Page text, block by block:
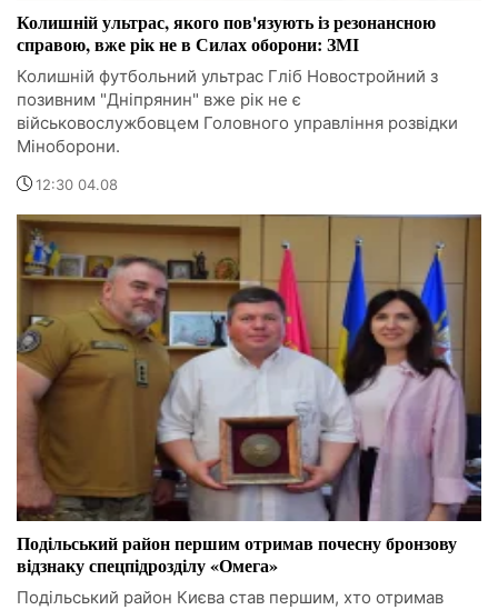
Колишній ультрас, якого пов'язують із резонансною
справою, вже рік не в Силах оборони: ЗМІ
Колишній футбольний ультрас Гліб Новостройний з
позивним "Дніпрянин" вже рік не є
військовослужбовцем Головного управління розвідки
Міноборони.
12:30 04.08
Подільський район першим отримав почесну бронзову
відзнаку спецпідрозділу «Омега»
Подільський район Києва став першим, хто отримав